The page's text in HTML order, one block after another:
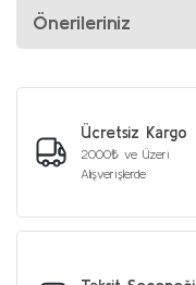
Önerileriniz
Ücretsiz Kargo
2000₺ ve Üzeri
Alışverişlerde